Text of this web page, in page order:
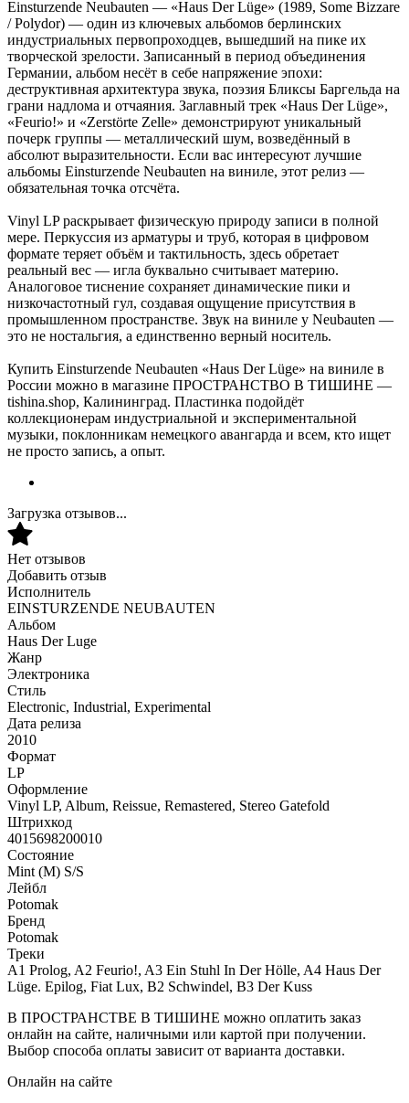
Einsturzende Neubauten — «Haus Der Lüge» (1989, Some Bizzare
/ Polydor) — один из ключевых альбомов берлинских
индустриальных первопроходцев, вышедший на пике их
творческой зрелости. Записанный в период объединения
Германии, альбом несёт в себе напряжение эпохи:
деструктивная архитектура звука, поэзия Бликсы Баргельда на
грани надлома и отчаяния. Заглавный трек «Haus Der Lüge»,
«Feurio!» и «Zerstörte Zelle» демонстрируют уникальный
почерк группы — металлический шум, возведённый в
абсолют выразительности. Если вас интересуют лучшие
альбомы Einsturzende Neubauten на виниле, этот релиз —
обязательная точка отсчёта.
Vinyl LP раскрывает физическую природу записи в полной
мере. Перкуссия из арматуры и труб, которая в цифровом
формате теряет объём и тактильность, здесь обретает
реальный вес — игла буквально считывает материю.
Аналоговое тиснение сохраняет динамические пики и
низкочастотный гул, создавая ощущение присутствия в
промышленном пространстве. Звук на виниле у Neubauten —
это не ностальгия, а единственно верный носитель.
Купить Einsturzende Neubauten «Haus Der Lüge» на виниле в
России можно в магазине ПРОСТРАНСТВО В ТИШИНЕ —
tishina.shop, Калининград. Пластинка подойдёт
коллекционерам индустриальной и экспериментальной
музыки, поклонникам немецкого авангарда и всем, кто ищет
не просто запись, а опыт.
Загрузка отзывов...
Нет отзывов
Добавить отзыв
Исполнитель
EINSTURZENDE NEUBAUTEN
Альбом
Haus Der Luge
Жанр
Электроника
Стиль
Electronic, Industrial, Experimental
Дата релиза
2010
Формат
LP
Оформление
Vinyl LP, Album, Reissue, Remastered, Stereo Gatefold
Штрихкод
4015698200010
Состояние
Mint (M) S/S
Лейбл
Potomak
Бренд
Potomak
Треки
A1 Prolog, A2 Feurio!, A3 Ein Stuhl In Der Hölle, A4 Haus Der
Lüge. Epilog, Fiat Lux, B2 Schwindel, B3 Der Kuss
В ПРОСТРАНСТВЕ В ТИШИНЕ можно оплатить заказ
онлайн на сайте, наличными или картой при получении.
Выбор способа оплаты зависит от варианта доставки.
Онлайн на сайте